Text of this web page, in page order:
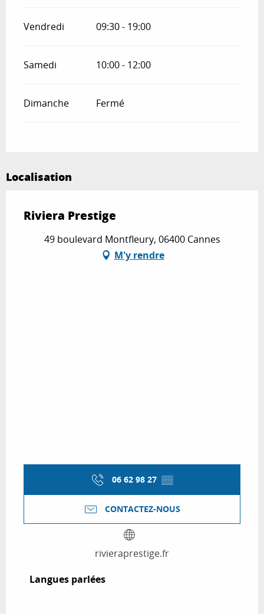
Vendredi 09:30 - 19:00
Samedi 10:00 - 12:00
Dimanche Fermé
Localisation
Riviera Prestige
49 boulevard Montfleury, 06400 Cannes
M'y rendre
06 62 98 27 ▒▒
CONTACTEZ-NOUS
rivieraprestige.fr
Langues parlées
Langues parlées